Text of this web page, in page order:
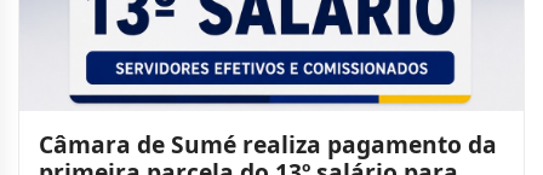
Câmara de Sumé realiza pagamento da